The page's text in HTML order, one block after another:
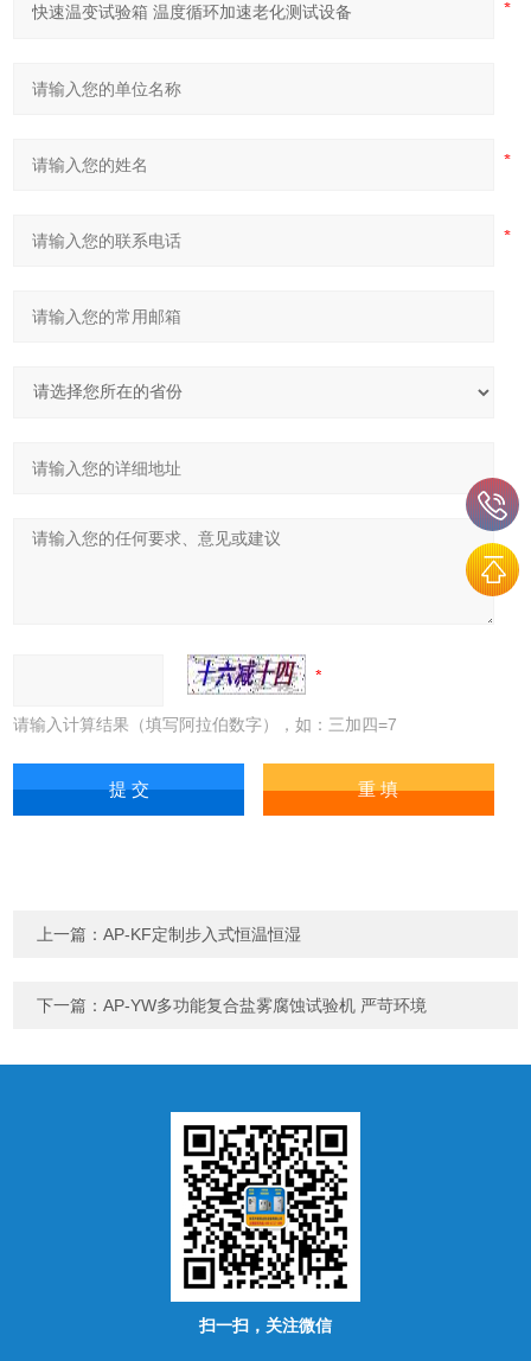
请输入计算结果（填写阿拉伯数字），如：三加四=7
上一篇：AP-KF定制步入式恒温恒湿
下一篇：AP-YW多功能复合盐雾腐蚀试验机 严苛环境
扫一扫，关注微信